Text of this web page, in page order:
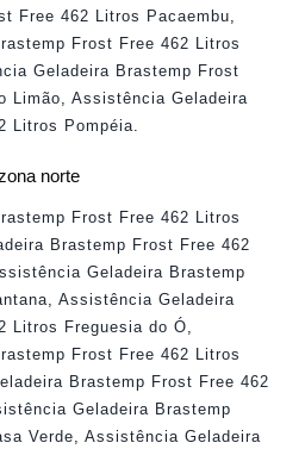
Free 462 Litros Pacaembu,
Frost Free 462 Litros
Geladeira Brastemp Frost
Limão, Assistência Geladeira
Litros Pompéia.
norte
Frost Free 462 Litros
Brastemp Frost Free 462
Geladeira Brastemp
Assistência Geladeira
Litros Freguesia do Ó
Frost Free 462 Litros
Brastemp Frost Free 462
Geladeira Brastemp
Verde
Assistência Geladeira